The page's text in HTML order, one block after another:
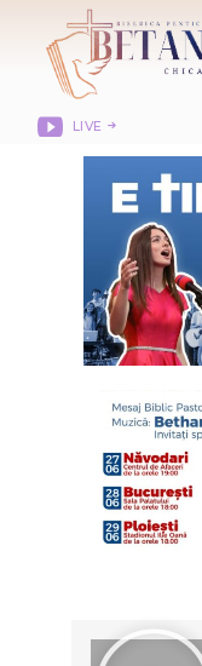
LIVE
HOME
RESURSE
LOGIN
PORTAL